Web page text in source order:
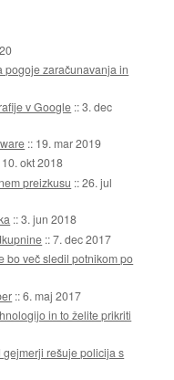
pogoje zaračunavanja in
v Google ::3. dec
:: 19. mar 2019
10. okt 2018
preizkusu ::26. jul
::3. jun 2018
::7. dec 2017
bo več sledil potnikom po
::6. maj 2017
in to želite prikriti
rešuje policija s